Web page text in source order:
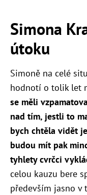
Simona
útoku
Simoně na celé
hodnotí o tolik let
se měli
nad tím, jestli to
bych chtěla vidět
budou mít pak
tyhlety cvrčci
celou kauzu bere
především jasno v